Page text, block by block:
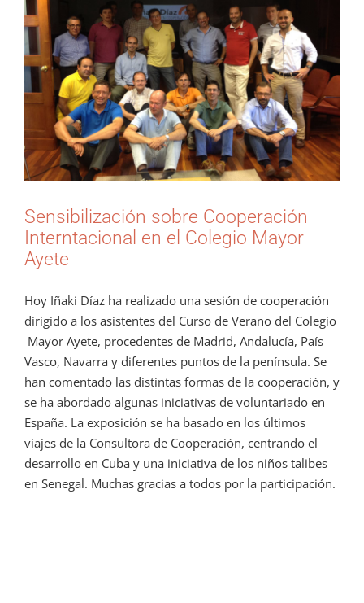
grande
Sensibilización sobre Cooperación
Interntacional en el Colegio Mayor
Ayete
Hoy Iñaki Díaz ha realizado una sesión de cooperación
dirigido a los asistentes del Curso de Verano del Colegio
Mayor Ayete, procedentes de Madrid, Andalucía, País
Vasco, Navarra y diferentes puntos de la península. Se
han comentado las distintas formas de la cooperación, y
se ha abordado algunas iniciativas de voluntariado en
España. La exposición se ha basado en los últimos
viajes de la Consultora de Cooperación, centrando el
desarrollo en Cuba y una iniciativa de los niños talibes
en Senegal. Muchas gracias a todos por la participación.